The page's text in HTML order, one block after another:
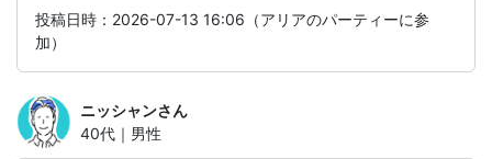
投稿日時：2026-07-13 16:06（アリアのパーティーに参
加）
ニッシャンさん
40代｜男性